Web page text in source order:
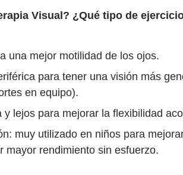
Visual? ¿Qué tipo de
una mejor motilidad de los ojos.
para tener una visión más
en equipo).
lejos para mejorar la flexibilidad
muy utilizado en niños para
mayor rendimiento sin esfuerzo.